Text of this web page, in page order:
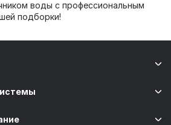
воды с профессиональным
подборки!